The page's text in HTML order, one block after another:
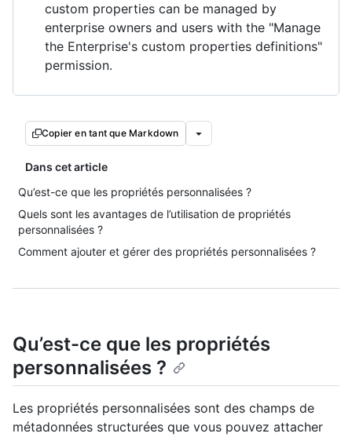
custom properties can be managed by
enterprise owners and users with the "Manage
the Enterprise's custom properties definitions"
permission.
Copier en tant que Markdown
Dans cet article
Qu’est-ce que les propriétés personnalisées ?
Quels sont les avantages de l’utilisation de propriétés
personnalisées ?
Comment ajouter et gérer des propriétés personnalisées ?
Qu’est-ce que les propriétés
personnalisées ?
Les propriétés personnalisées sont des champs de
métadonnées structurées que vous pouvez attacher